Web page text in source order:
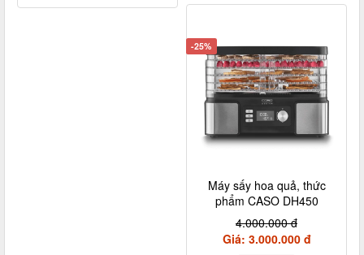
-25%
Máy sấy hoa quả, thức
phẩm CASO DH450
4.000.000 đ
Giá: 3.000.000 đ